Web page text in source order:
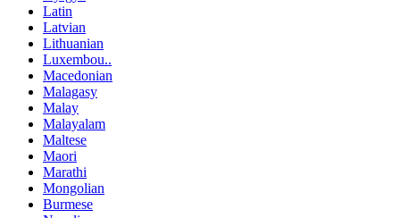
Latin
Latvian
Lithuanian
Luxembou..
Macedonian
Malagasy
Malay
Malayalam
Maltese
Maori
Marathi
Mongolian
Burmese